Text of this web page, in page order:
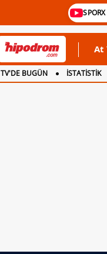
At
TV'DE BUGÜN İSTATİSTİK